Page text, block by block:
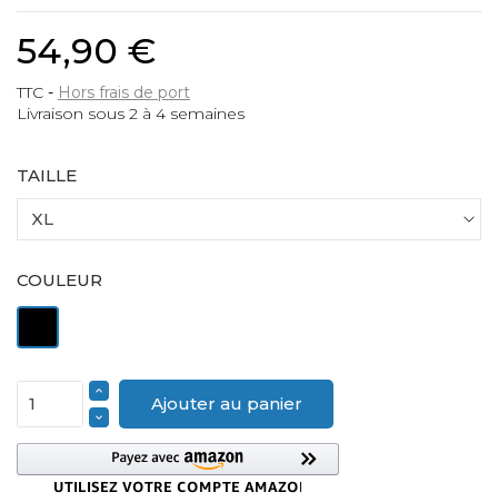
54,90 €
TTC
Hors frais de port
Livraison sous 2 à 4 semaines
TAILLE
COULEUR
Ajouter au panier